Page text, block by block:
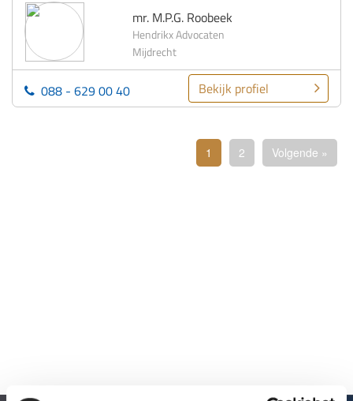
mr. M.P.G. Roobeek
Hendrikx Advocaten
Mijdrecht
088 - 629 00 40 Bekijk profiel
1 2 Volgende »